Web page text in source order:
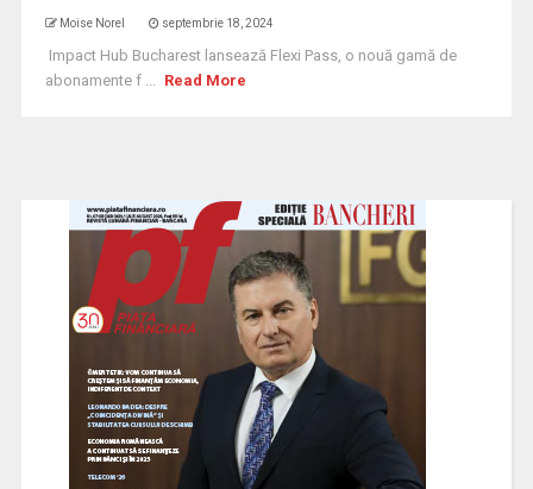
Moise Norel septembrie 18, 2024
Impact Hub Bucharest lansează Flexi Pass, o nouă gamă de
abonamente f ... Read More